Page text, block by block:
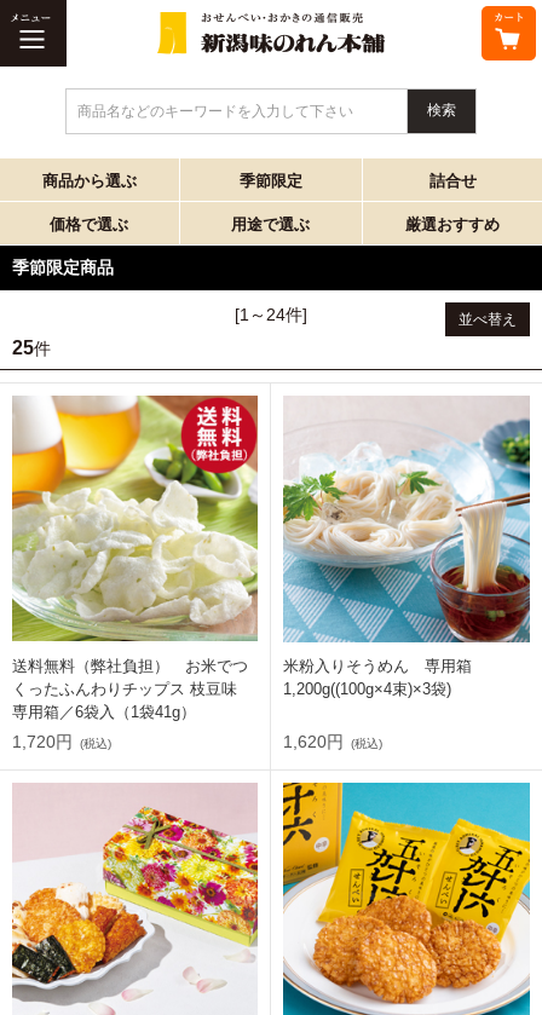
商品名などのキーワードを入力して下さい
商品から選ぶ 季節限定 詰合せ
価格で選ぶ 用途で選ぶ 厳選おすすめ
季節限定商品
並べ替え
[1～24件]
25件
送料無料（弊社負担） お米でつ
くったふんわりチップス 枝豆味
専用箱／6袋入（1袋41g）
1,720円 (税込)
米粉入りそうめん 専用箱
1,200g((100g×4束)×3袋)
1,620円 (税込)